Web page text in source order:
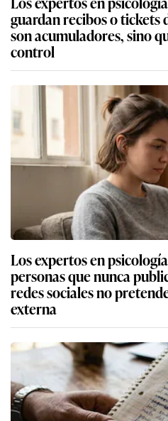
guardan recibos o tickets
son acumuladores, sino
control
Los expertos en
personas que nunca
redes sociales no
externa